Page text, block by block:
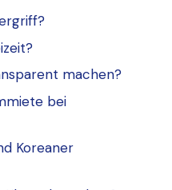
machen?
bei
Koreaner